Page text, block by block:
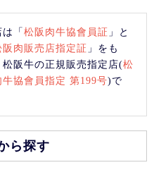
は「松阪肉牛協會員証 」と
阪肉販売店指定証 」をも
松阪牛の正規販売指定店(松
牛協會員指定 第199号)で
ら探す